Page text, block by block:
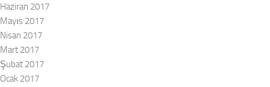
Haziran 2017
Mayıs 2017
Nisan 2017
Mart 2017
Şubat 2017
Ocak 2017